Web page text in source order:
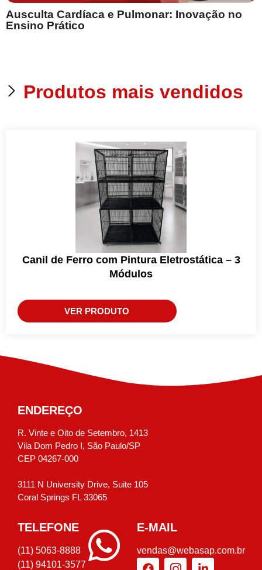
Ausculta Cardíaca e Pulmonar: Inovação no
Ensino Prático
Produtos mais vendidos
Canil de Ferro com Pintura Eletrostática – 3
Módulos
VER PRODUTO
ENDEREÇO
R. Vinte e Oito de Setembro, 1413
Vila Dom Pedro I, São Paulo/SP
CEP 04267-000
3111 N University Drive, Suite 105
Coral Springs FL 33065
TELEFONE
(11) 5063-8888
(11) 94101-3577
E-MAIL
vendas@webasap.com.br